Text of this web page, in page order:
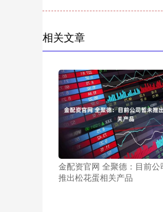
相关文章
金配资官网 全聚德：目前公
推出松花蛋相关产品